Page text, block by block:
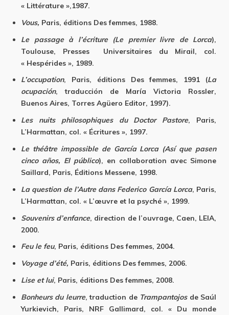
« Littérature »,1987.
Vous, Paris, éditions Des femmes, 1988.
Le passage à l’écriture (Le premier livre de Lorca),
Toulouse, Presses Universitaires du Mirail, col.
« Hespérides », 1989.
L’occupation, Paris, éditions Des femmes, 1991 (La
ocupación, traducción de María Victoria Rossler,
Buenos Aires, Torres Agüero Editor, 1997).
Les nuits philosophiques du Doctor Pastore, Paris,
L’Harmattan, col. « Écritures », 1997.
Le théâtre impossible de García Lorca (Así que pasen
cinco años, El público), en collaboration avec Simone
Saillard, Paris, Éditions Messene, 1998.
La question de l’Autre dans Federico García Lorca, Paris,
L’Harmattan, col. « L’œuvre et la psyché », 1999.
Souvenirs d’enfance, direction de l’ouvrage, Caen, LEIA,
2000.
Feu le feu, Paris, éditions Des femmes, 2004.
Voyage d’été, Paris, éditions Des femmes, 2006.
Lise et lui, Paris, éditions Des femmes, 2008.
Bonheurs du leurre, traduction de Trampantojosde Saúl
Yurkievich, Paris, NRF Gallimard, col. « Du monde